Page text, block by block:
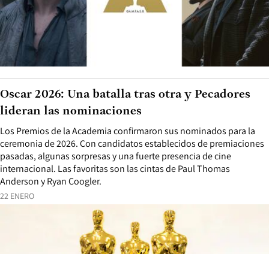
22 ENERO
Los Premios de la Academia confirmaron sus nominados para la
ceremonia de 2026. Con candidatos establecidos de premiaciones
pasadas, algunas sorpresas y una fuerte presencia de cine
internacional. Las favoritas son las cintas de Paul Thomas
Anderson y Ryan Coogler.
Oscar 2026: Una batalla tras otra y Pecadores
lideran las nominaciones